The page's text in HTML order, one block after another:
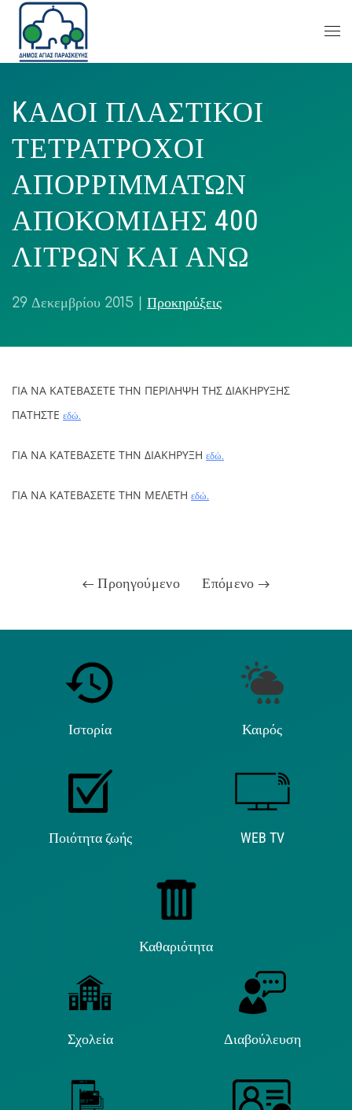
KΑΔΟΙ ΠΛΑΣΤΙΚΟΙ
ΤΕΤΡΑΤΡΟΧΟΙ
ΑΠΟΡΡΙΜΜΑΤΩΝ
ΑΠΟΚΟΜΙΔΗΣ 400
ΛΙΤΡΩΝ ΚΑΙ ΑΝΩ
29 Δεκεμβρίου 2015 Προκηρύξεις
ΓΙΑ ΝΑ ΚΑΤΕΒΑΣΕΤΕ ΤΗΝ ΠΕΡΙΛΗΨΗ ΤΗΣ ΔΙΑΚΗΡΥΞΗΣ
ΠΑΤΗΣΤΕ εδώ.
ΓΙΑ ΝΑ ΚΑΤΕΒΑΣΕΤΕ ΤΗΝ ΔΙΑΚΗΡΥΞΗ εδώ.
ΓΙΑ ΝΑ ΚΑΤΕΒΑΣΕΤΕ ΤΗΝ ΜΕΛΕΤΗ εδώ.
Προηγούμενο Επόμενο
Ιστορία Καιρός
Ποιότητα ζωής WEB TV
Καθαριότητα
Σχολεία Διαβούλευση